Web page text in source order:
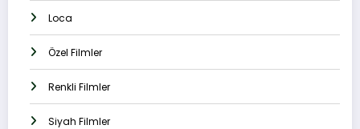
Loca
Özel Filmler
Renkli Filmler
Siyah Filmler